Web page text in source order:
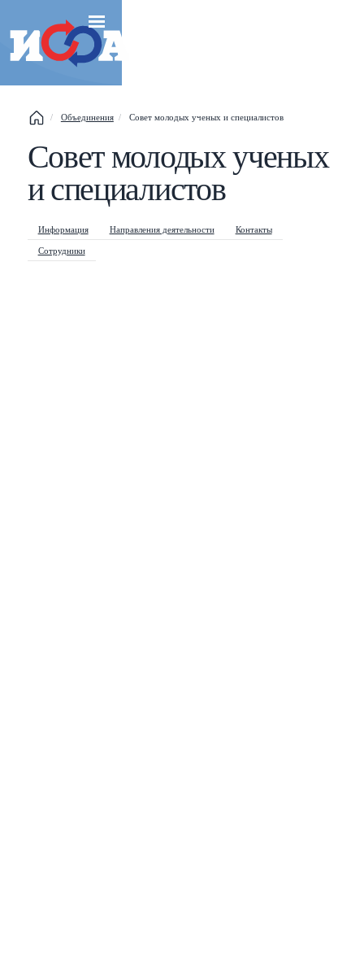
Объединения Совет молодых ученых и специалистов
Совет молодых ученых
и специалистов
Информация Направления деятельности Контакты
Сотрудники
This help popup Shift +
Search popup
Navigate posts